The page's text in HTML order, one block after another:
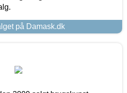
på Damask.dk